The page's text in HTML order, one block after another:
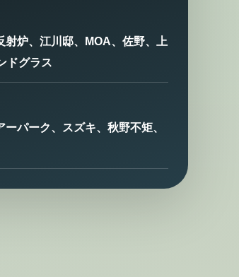
射炉、江川邸、MOA、佐野、上
ドグラス
パーク、スズキ、秋野不矩、